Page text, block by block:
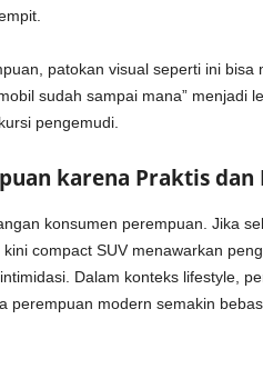
patokan visual seperti ini bisa
sudah sampai mana” menjadi
pengemudi.
karena Praktis dan
konsumen perempuan. Jika
compact SUV menawarkan
Dalam konteks lifestyle,
perempuan modern semakin